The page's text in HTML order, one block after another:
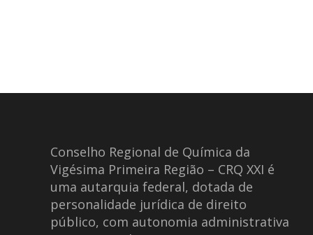
Conselho Regional de Química da
Vigésima Primeira Região – CRQ XXI é
uma autarquia federal, dotada de
personalidade jurídica de direito
público, com autonomia administrativa